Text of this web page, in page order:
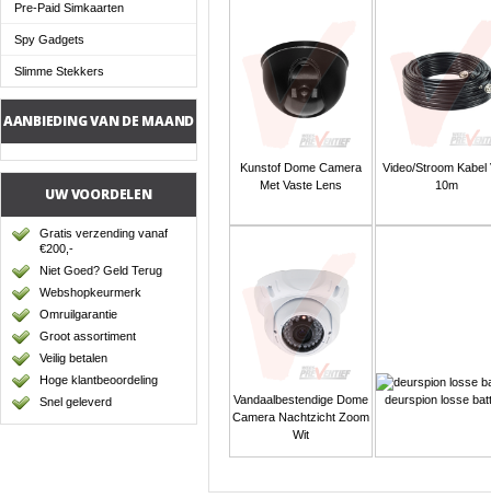
Pre-Paid Simkaarten
Spy Gadgets
Slimme Stekkers
AANBIEDING VAN DE MAAND
UW VOORDELEN
Gratis verzending vanaf
€200,-
Niet Goed? Geld Terug
Webshopkeurmerk
Omruilgarantie
Groot assortiment
Veilig betalen
Hoge klantbeoordeling
Snel geleverd
Kunstof Dome Camera
Met Vaste Lens
Video/Stroom Kabel
10m
Vandaalbestendige Dome
Camera Nachtzicht Zoom
Wit
deurspion losse